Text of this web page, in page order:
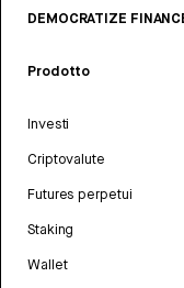
DEMOCRATIZE
Prodotto
Investi
Criptovalute
Futures perpetui
Staking
Wallet